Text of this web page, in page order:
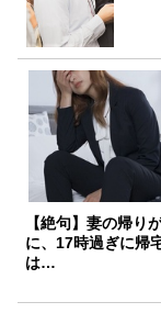
【絶句】妻の帰り
に、17時過ぎに帰
は…